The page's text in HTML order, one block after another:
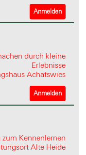
Anmelden
durch kleine
Erlebnisse
Achatswies
Anmelden
Kennenlernen
Alte Heide